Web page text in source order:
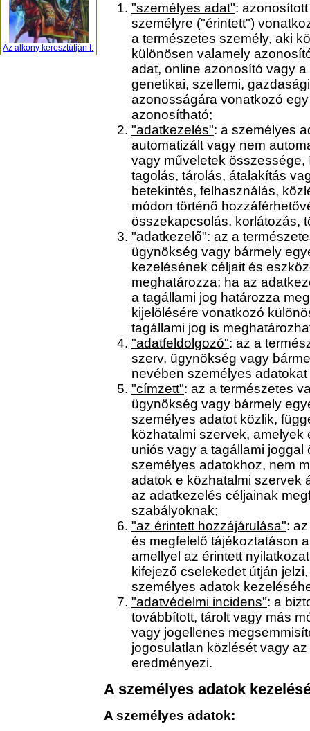
Az alkony keresztútján I.
"személyes adat":
személyre ("érintett")
a természetes személy, aki
különösen valamely
adat, online azonosító vagy
genetikai, szellemi,
azonosságára vonatkozó
azonosítható;
"adatkezelés": a személyes
automatizált vagy nem
vagy műveletek
tagolás, tárolás, átalakítás
betekintés, felhasználás,
módon történő
összekapcsolás, korlátozás,
"adatkezelő": az a
ügynökség vagy bármely
kezelésének céljait és
meghatározza; ha az
a tagállami jog határozza
kijelölésére vonatkozó
tagállami jog is
"adatfeldolgozó": az a
szerv, ügynökség vagy
nevében személyes
"címzett": az a természetes
ügynökség vagy bármely
személyes adatot közlik,
közhatalmi szervek,
uniós vagy a tagállami
személyes adatokhoz, nem
adatok e közhatalmi szervek
az adatkezelés céljainak
szabályoknak;
"az érintett hozzájárulása":
és megfelelő tájékoztatáson
amellyel az érintett
kifejező cselekedet útján
személyes adatok
"adatvédelmi incidens": a
továbbított, tárolt vagy más
vagy jogellenes
jogosulatlan közlését vagy
eredményezi.
A személyes adatok
A személyes adatok: